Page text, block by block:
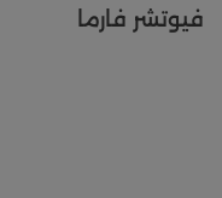
فيوتشر فارما